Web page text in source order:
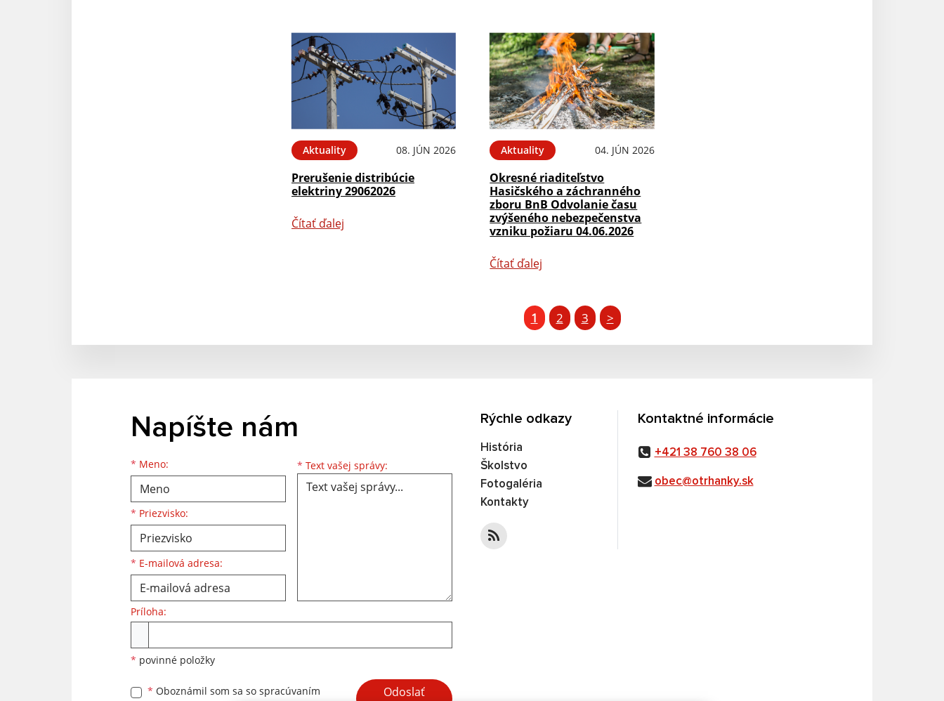
Aktuality 08. JÚN 2026
Prerušenie distribúcie
elektriny 29062026
Čítať ďalej
Aktuality 04. JÚN 2026
Okresné riaditeľstvo
Hasičského a záchranného
zboru BnB Odvolanie času
zvýšeného nebezpečenstva
vzniku požiaru 04.06.2026
Čítať ďalej
1 2 3 >
Napíšte nám
* Meno:
Meno
* Priezvisko:
Priezvisko
* E-mailová adresa:
E-mailová adresa * Text vašej správy: Text vašej správy...
Príloha:
* povinné položky
* Oboznámil som sa so spracúvaním
Google reCaptcha Response
Odoslať
Rýchle odkazy
História
Školstvo
Fotogaléria
Kontakty
Kontaktné informácie
+421 38 760 38 06
obec@otrhanky.sk